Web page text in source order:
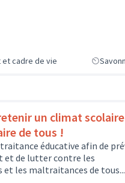
et cadre de vie
un climat scolaire
de tous !
éducative afin de
et de lutter contre les
les maltraitances de tous...